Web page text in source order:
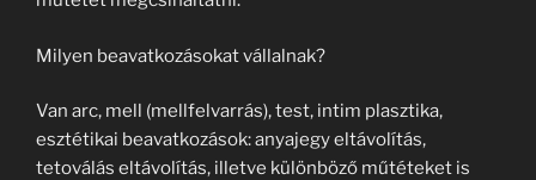
Milyen beavatkozásokat vállalnak?
Van arc, mell (mellfelvarrás), test, intim plasztika,
esztétikai beavatkozások: anyajegy eltávolítás,
tetoválás eltávolítás, illetve különböző műtéteket is